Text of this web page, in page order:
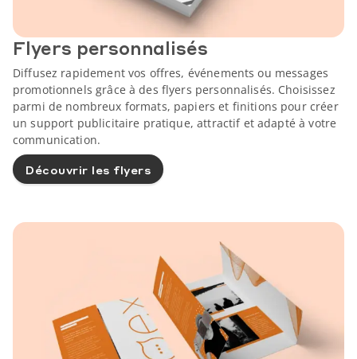
Flyers personnalisés
Diffusez rapidement vos offres, événements ou messages
promotionnels grâce à des flyers personnalisés. Choisissez
parmi de nombreux formats, papiers et finitions pour créer
un support publicitaire pratique, attractif et adapté à votre
communication.
Découvrir les flyers